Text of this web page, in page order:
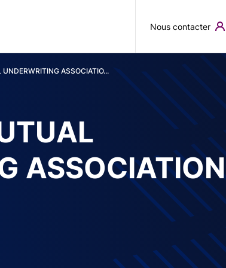
Nous contacter
ASSOCIATIO...
ASSOCIATION